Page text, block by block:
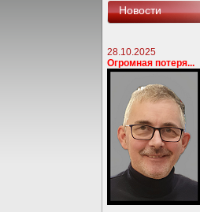
Новости
28.10.2025
Огромная потеря...